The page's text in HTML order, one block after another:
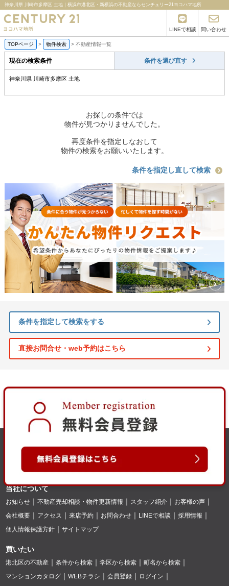
神奈川県 川崎市多摩区 土地｜横浜市港北区・新横浜の不動産ならセンチュリー21ヨコハマ地所
LINEで相談 問い合わせ
TOPページ > 物件検索 > 不動産情報一覧
現在の検索条件 条件を選び直す
神奈川県 川崎市多摩区 土地
お探しの条件では
物件が見つかりませんでした。
再度条件を指定しなおして
物件の検索をお願いいたします。
条件を指定し直して検索
条件を指定して検索をする
直接お問合せ・web予約はこちら
当社について
お知らせ 不動産売却相談・物件更新情報 スタッフ紹介
お客様の声
会社概要
アクセス 来店予約 お問合わせ LINEで相談
採用情報
個人情報保護方針
サイトマップ
買いたい
港北区の不動産 条件から検索 学区から検索
町名から検索
マンションカタログ
WEBチラシ 会員登録
ログイン